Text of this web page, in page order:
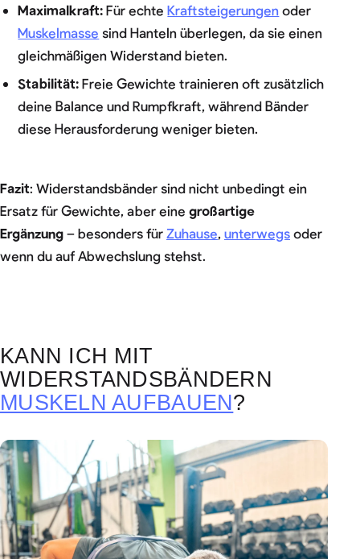
Maximalkraft: Für echteKraftsteigerungen oder
Muskelmasse sind Hanteln überlegen, da sie einen
gleichmäßigen Widerstand bieten.
Stabilität: Freie Gewichte trainieren oft zusätzlich
deine Balance und Rumpfkraft, während Bänder
diese Herausforderung weniger bieten.
Fazit: Widerstandsbänder sind nicht unbedingt ein
Ersatz für Gewichte, aber eine großartige
Ergänzung – besonders für Zuhause, unterwegs oder
wenn du auf Abwechslung stehst.
KANN ICH MIT
WIDERSTANDSBÄNDERN
MUSKELN AUFBAUEN?